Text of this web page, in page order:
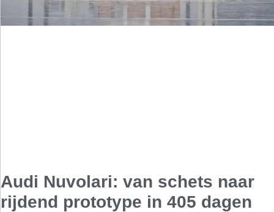
Audi Nuvolari: van schets naar
rijdend prototype in 405 dagen